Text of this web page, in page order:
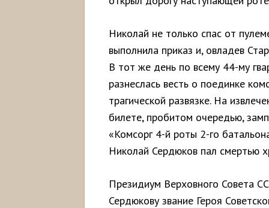
Николай не только спас от
выполнила приказ и, овладев
В тот же день по всему 44-му
разнеслась весть о поединке
трагической развязке. На
билете, пробитом очередью,
«Комсорг 4-й роты 2-го
Николай Сердюков пал смертью
Президиум Верховного Совета
Сердюкову звание Героя